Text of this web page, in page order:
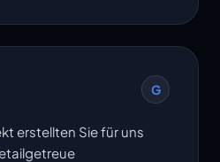
G
erstellten Sie für uns